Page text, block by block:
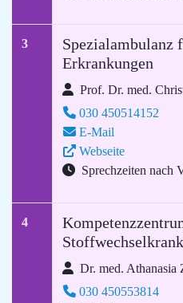
3
Spezialambulanz
Erkrankungen
Prof. Dr. med.
030 450514152
E-Mail
Webseite
Sprechzeiten nach
4
Dr. med. Athanasia
030 450553814